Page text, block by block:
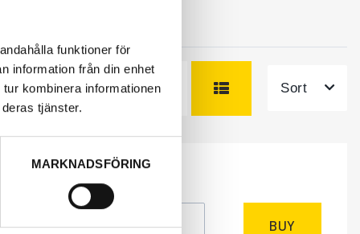
funktioner för
information från din enhet
kombinera informationen
tjänster.
MARKNADSFÖRING
Sort
BUY